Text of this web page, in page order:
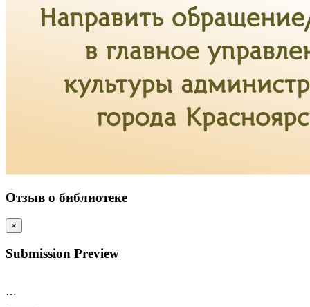
Отзыв о библиотеке
×
Submission Preview
…